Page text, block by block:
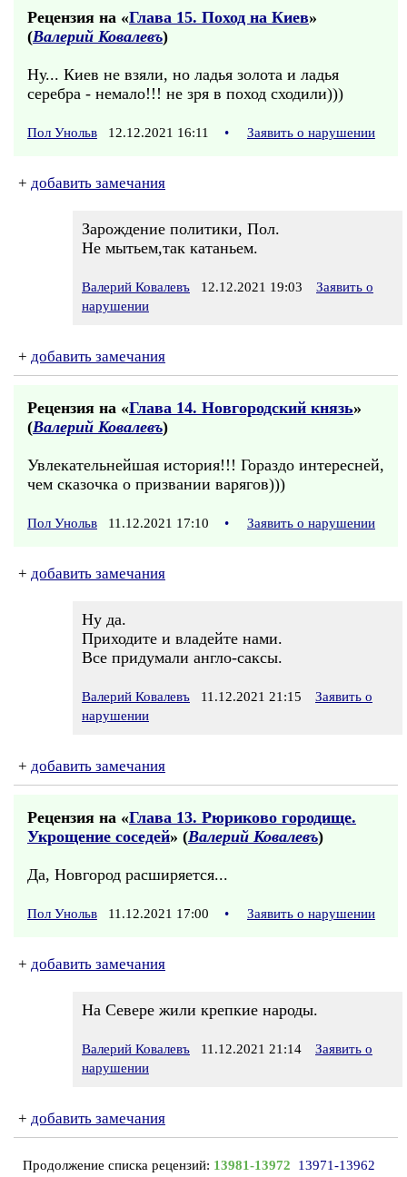
Рецензия на «Глава 15. Поход на Киев»
(Валерий Ковалевъ)
Ну... Киев не взяли, но ладья золота и ладья
серебра - немало!!! не зря в поход сходили)))
Пол Унольв 12.12.2021 16:11 • Заявить о нарушении
+ добавить замечания
Зарождение политики, Пол.
Не мытьем,так катаньем.
Валерий Ковалевъ 12.12.2021 19:03
Заявить о
нарушении
+ добавить замечания
Рецензия на «Глава 14. Новгородский князь»
(Валерий Ковалевъ)
Увлекательнейшая история!!! Гораздо интересней,
чем сказочка о призвании варягов)))
Пол Унольв 11.12.2021 17:10 • Заявить о нарушении
+ добавить замечания
Ну да.
Приходите и владейте нами.
Все придумали англо-саксы.
Валерий Ковалевъ 11.12.2021 21:15
Заявить о
нарушении
+ добавить замечания
Рецензия на «Глава 13. Рюриково городище.
Укрощение соседей» (Валерий Ковалевъ)
Да, Новгород расширяется...
Пол Унольв 11.12.2021 17:00 • Заявить о нарушении
+ добавить замечания
На Севере жили крепкие народы.
Валерий Ковалевъ 11.12.2021 21:14
Заявить о
нарушении
+ добавить замечания
Продолжение списка рецензий: 13981-13972
13971-13962